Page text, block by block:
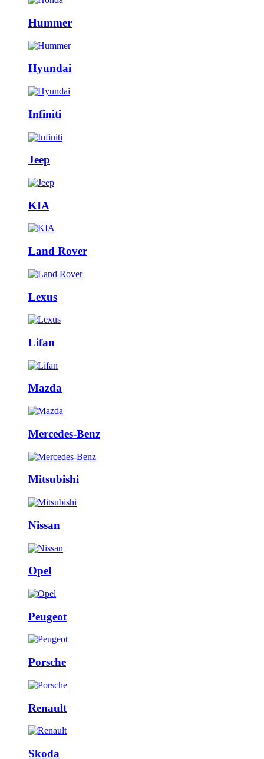
Hummer
Hyundai
Infiniti
Jeep
KIA
Land Rover
Lexus
Lifan
Mazda
Mercedes-Benz
Mitsubishi
Nissan
Opel
Peugeot
Porsche
Renault
Skoda